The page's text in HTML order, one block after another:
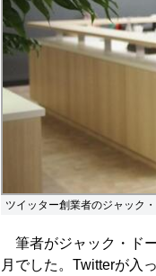
ツイッター創業者のジャック
筆者がジャック・ド
月でした。Twitterが入